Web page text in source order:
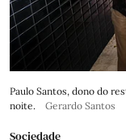
Paulo Santos, dono do
noite.
Gerardo Santos
Sociedade